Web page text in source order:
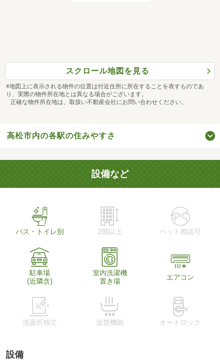
スクロール地図を見る
※地図上に表示される物件の位置は付近住所に所在することを表すものであ
り、実際の物件所在地とは異なる場合がございます。
正確な物件所在地は、取扱い不動産会社にお問い合わせください。
高松市内の各駅の住みやすさ
設備など
バス・トイレ別 2階以上 ペット相談可
駐車場
(近隣含)
室内洗濯機
置き場
エアコン
洗面所独立 追焚機能 オートロック
設備